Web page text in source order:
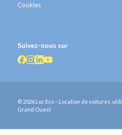
Cookies
Suivez-nous sur
© 2026 Loc Eco – Location de voitures,
Grand Ouest